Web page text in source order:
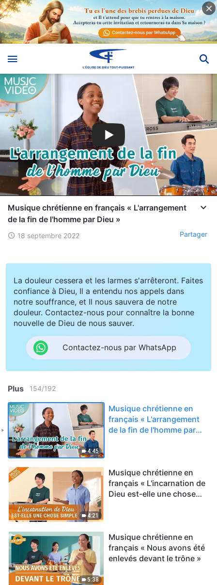
Musique chrétienne en français « L'arrangement
de la fin de l'homme par Dieu »
18 septembre 2022 Partager
La douleur cessera et les larmes s'arrêteront. Faites
confiance à Dieu, Il a entendu nos appels dans
notre souffrance, et Il nous sauvera de notre
douleur. Contactez-nous pour connaître la bonne
nouvelle de Dieu de nous sauver.
Contactez-nous par WhatsApp
Plus 154/192
4:45
Musique chrétienne en
français « L'arrangement
de la fin de l'homme par
4:21
Musique chrétienne en
français « L'incarnation de
Dieu est-elle une chose
5:38
Musique chrétienne en
français « Nous avons été
enlevés devant le trône »